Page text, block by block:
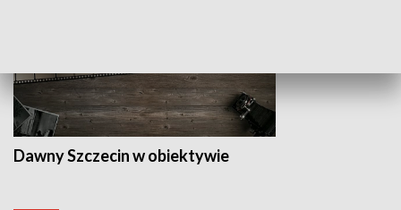
Dawny Szczecin w obiektywie